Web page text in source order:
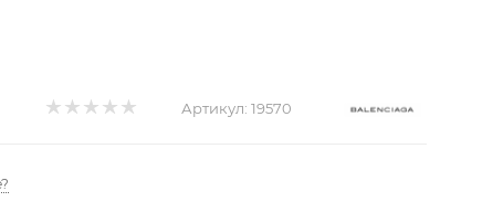
Артикул: 19570